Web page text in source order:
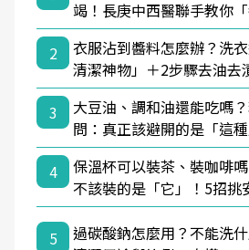
竭！長庚中西醫聯手教你
2
衣服沾到醬料怎麼辦？洗
清潔神物」＋2步驟去油去
3
大豆油、調和油還能吃嗎
問：真正該避開的是「這種
4
保溫杯可以裝茶、裝咖啡
不該裝的是「它」！5招挑
5
過碳酸鈉怎麼用？不能洗